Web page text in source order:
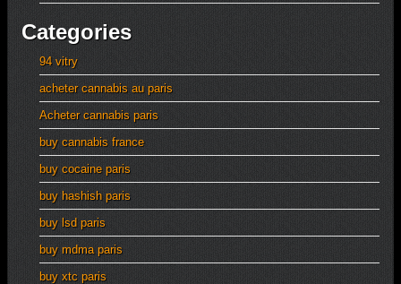
Categories
94 vitry
acheter cannabis au paris
Acheter cannabis paris
buy cannabis france
buy cocaine paris
buy hashish paris
buy lsd paris
buy mdma paris
buy xtc paris